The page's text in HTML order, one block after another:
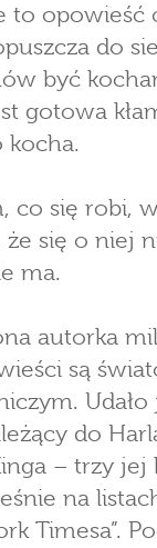
to opowieść
do
być
gotowa
kocha.
co się robi,
że się o niej
ma.
autorka
są
Udało
do
– trzy jej
na
Timesa”.